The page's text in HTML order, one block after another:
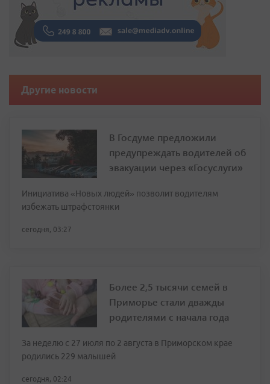
Другие новости
В Госдуме предложили
предупреждать водителей об
эвакуации через «Госуслуги»
Инициатива «Новых людей» позволит водителям
избежать штрафстоянки
сегодня, 03:27
Более 2,5 тысячи семей в
Приморье стали дважды
родителями с начала года
За неделю с 27 июля по 2 августа в Приморском крае
родились 229 малышей
сегодня, 02:24